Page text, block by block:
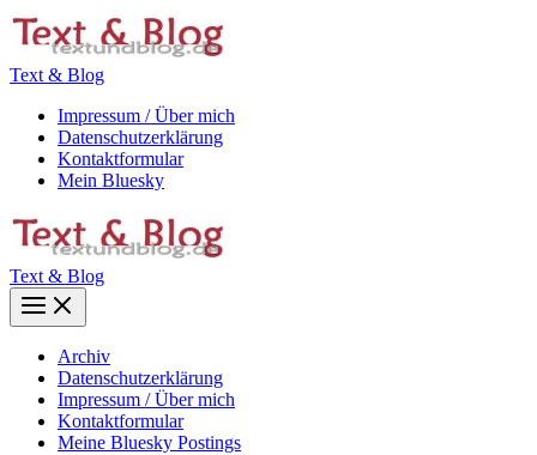
Zum
Inhalt
Text & Blog
Impressum / Über mich
Datenschutzerklärung
Kontaktformular
Mein Bluesky
Text & Blog
Main
Menu
Archiv
Datenschutzerklärung
Impressum / Über mich
Kontaktformular
Meine Bluesky Postings